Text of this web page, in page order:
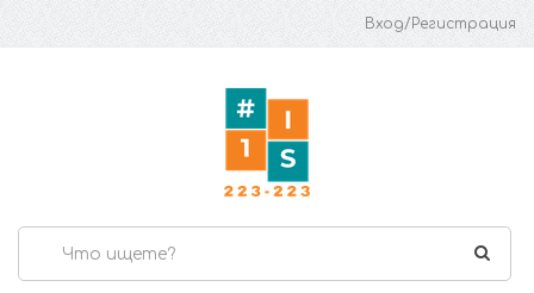
Вход/Регистрация